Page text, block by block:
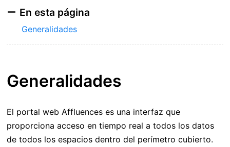
En esta página
Generalidades
Generalidades
El portal web Affluences es una interfaz que
proporciona acceso en tiempo real a todos los datos
de todos los espacios dentro del perímetro cubierto.